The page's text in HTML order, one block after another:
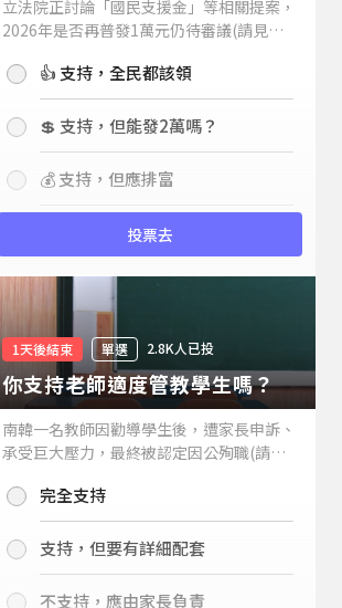
立法院正討論「國民支援金」等相關提案，
2026年是否再普發1萬元仍待審議(請見下
持嗎？👍 支持，全民都該領
💲 支持，但能發2萬嗎？
💰 支持，但應排富
投票去
1天後結束 單選 2.8K人已投
你支持老師適度管教學生嗎？
南韓一名教師因勸導學生後，遭家長申訴、
承受巨大壓力，最終被認定因公殉職(請見
你支持老師適度管教學生嗎？
完全支持
支持，但要有詳細配套
不支持，應由家長負責